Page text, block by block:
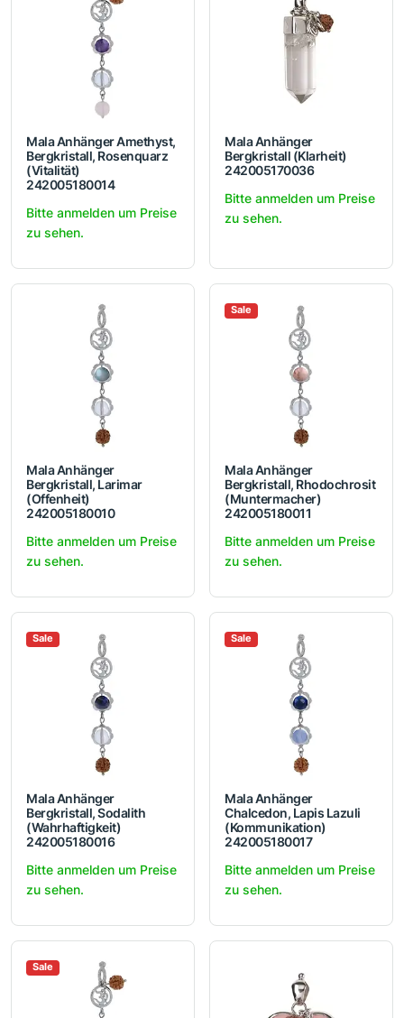
Mala Anhänger Amethyst,
Bergkristall, Rosenquarz
(Vitalität)
242005180014
Bitte anmelden um Preise
zu sehen.
Mala Anhänger
Bergkristall (Klarheit)
242005170036
Bitte anmelden um Preise
zu sehen.
Mala Anhänger
Bergkristall, Larimar
(Offenheit)
242005180010
Bitte anmelden um Preise
zu sehen.
Sale
Mala Anhänger
Bergkristall, Rhodochrosit
(Muntermacher)
242005180011
Bitte anmelden um Preise
zu sehen.
Sale
Mala Anhänger
Bergkristall, Sodalith
(Wahrhaftigkeit)
242005180016
Bitte anmelden um Preise
zu sehen.
Sale
Mala Anhänger
Chalcedon, Lapis Lazuli
(Kommunikation)
242005180017
Bitte anmelden um Preise
zu sehen.
Sale